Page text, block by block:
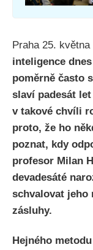
Praha 25.
inteligence
poměrně často
slaví padesát
v takové chvíli
proto, že ho
poznat, kdy
profesor Milan
devadesáté
schvalovat jeho
zásluhy.
Hejného metodu